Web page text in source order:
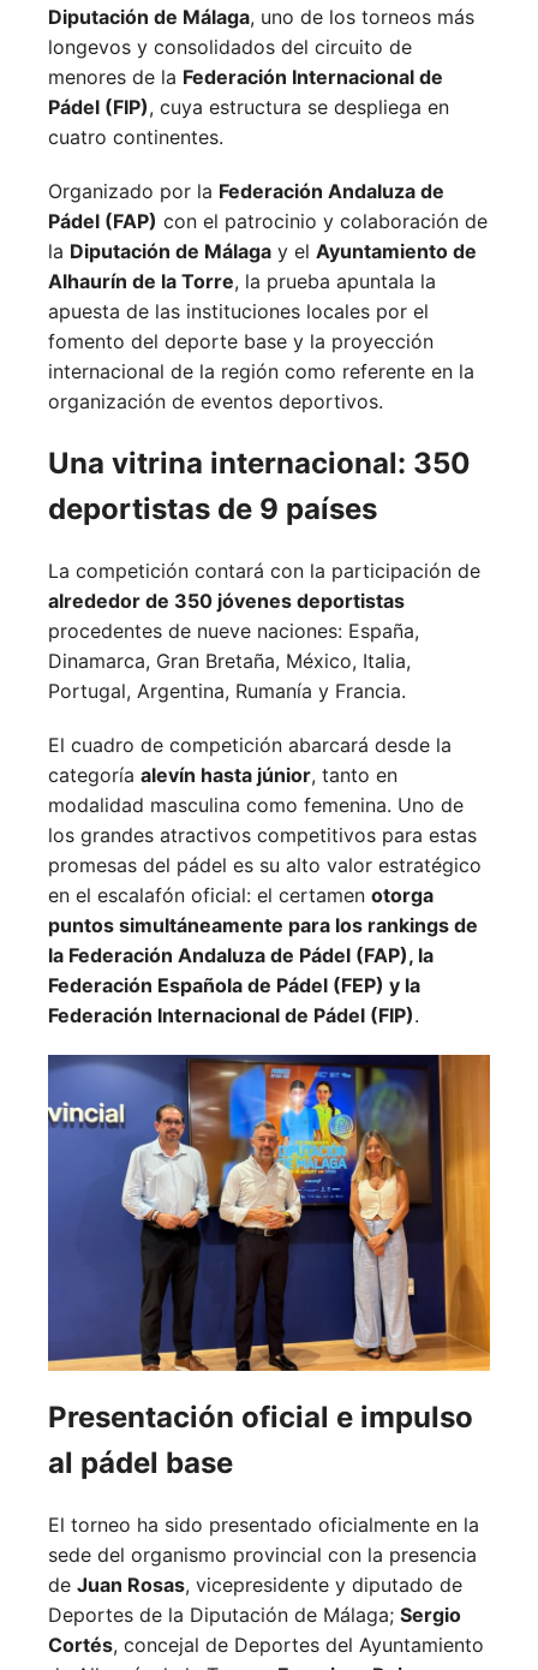
Diputación de Málaga, uno de los torneos más
longevos y consolidados del circuito de
menores de la Federación Internacional de
Pádel (FIP), cuya estructura se despliega en
cuatro continentes.
Organizado por la Federación Andaluza de
Pádel (FAP) con el patrocinio y colaboración de
la Diputación de Málaga y el Ayuntamiento de
Alhaurín de la Torre, la prueba apuntala la
apuesta de las instituciones locales por el
fomento del deporte base y la proyección
internacional de la región como referente en la
organización de eventos deportivos.
Una vitrina internacional: 350
deportistas de 9 países
La competición contará con la participación de
alrededor de 350 jóvenes deportistas
procedentes de nueve naciones: España,
Dinamarca, Gran Bretaña, México, Italia,
Portugal, Argentina, Rumanía y Francia.
El cuadro de competición abarcará desde la
categoría alevín hasta júnior, tanto en
modalidad masculina como femenina. Uno de
los grandes atractivos competitivos para estas
promesas del pádel es su alto valor estratégico
en el escalafón oficial: el certamen otorga
puntos simultáneamente para los rankings de
la Federación Andaluza de Pádel (FAP), la
Federación Española de Pádel (FEP) y la
Federación Internacional de Pádel (FIP).
Presentación oficial e impulso
al pádel base
El torneo ha sido presentado oficialmente en la
sede del organismo provincial con la presencia
de Juan Rosas, vicepresidente y diputado de
Deportes de la Diputación de Málaga; Sergio
Cortés, concejal de Deportes del Ayuntamiento